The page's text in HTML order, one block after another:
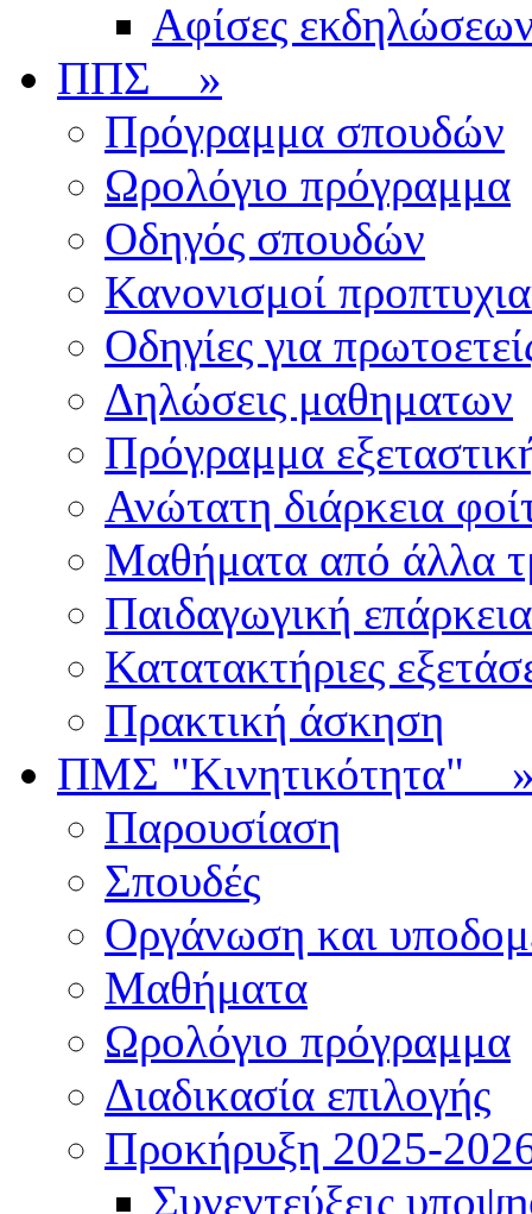
Αφίσες
ΠΠΣ »
Πρόγραμμα σπουδών
Ωρολόγιο πρόγραμμα
Οδηγός σπουδών
Κανονισμοί
Οδηγίες για
Δηλώσεις μαθηματων
Πρόγραμμα
Ανώτατη διάρκεια
Μαθήματα από άλλα
Παιδαγωγική επάρκεια
Κατατακτήριες
Πρακτική άσκηση
ΠΜΣ "Κινητικότητα"
Παρουσίαση
Σπουδές
Οργάνωση και
Μαθήματα
Ωρολόγιο πρόγραμμα
Διαδικασία επιλογής
Πρoκήρυξη 2025-
Συνεντεύξεις